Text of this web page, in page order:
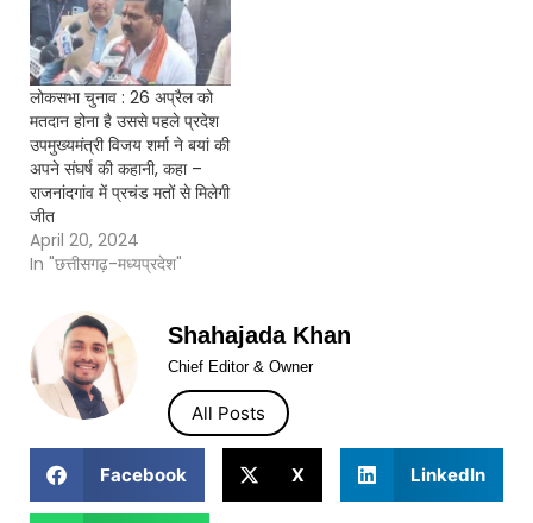
लोकसभा चुनाव : 26 अप्रैल को
मतदान होना है उससे पहले प्रदेश
उपमुख्यमंत्री विजय शर्मा ने बयां की
अपने संघर्ष की कहानी, कहा –
राजनांदगांव में प्रचंड मतों से मिलेगी
जीत
April 20, 2024
In "छत्तीसगढ़-मध्यप्रदेश"
Shahajada Khan
Chief Editor & Owner
All Posts
Facebook X LinkedIn